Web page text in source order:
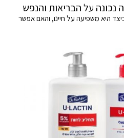
על הבריאות והנפש
היא משפיעה על חיינו, והאם אפשר